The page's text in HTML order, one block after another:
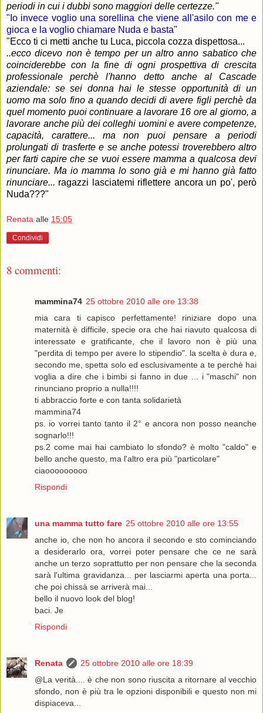
periodi in cui i dubbi sono maggiori delle certezze."
"Io invece voglio una sorellina che viene all'asilo con me e
gioca e la voglio chiamare Nuda e basta"
"Ecco ti ci metti anche tu Luca, piccola cozza dispettosa...
..ecco dicevo non è tempo per un altro anno sabatico che
coinciderebbe con la fine di ogni prospettiva di crescita
professionale perchè l'hanno detto anche al Cascade
aziendale: se sei donna hai le stesse opportunità di un
uomo ma solo fino a quando decidi di avere figli perchè da
quel momento puoi continuare a lavorare 16 ore al giorno, a
lavorare anche più dei colleghi uomini e avere competenze,
capacità, carattere... ma non puoi pensare a periodi
prolungati di trasferte e se anche potessi troverebbero altro
per farti capire che se vuoi essere mamma a qualcosa devi
rinunciare. Ma io mamma lo sono già e mi hanno già fatto
rinunciare... ragazzi lasciatemi riflettere ancora un po', però
Nuda???"
Renata alle 15:05
Condividi
8 commenti:
mammina74 25 ottobre 2010 alle ore 13:38
mia cara ti capisco perfettamente! riniziare dopo una
maternità è difficile, specie ora che hai riavuto qualcosa di
interessate e gratificante, che il lavoro non è più una
"perdita di tempo per avere lo stipendio". la scelta è dura e,
secondo me, spetta solo ed esclusivamente a te perchè hai
voglia a dire che i bimbi si fanno in due ... i "maschi" non
rinunciano proprio a nulla!!!!
ti abbraccio forte e con tanta solidarietà
mammina74
ps. io vorrei tanto tanto il 2° e ancora non posso neanche
sognarlo!!!
ps.2 come mai hai cambiato lo sfondo? è molto "caldo" e
bello anche questo, ma l'altro era più "particolare"
ciaooooooooo
Rispondi
una mamma tutto fare 25 ottobre 2010 alle ore 13:55
anche io, che non ho ancora il secondo e sto cominciando
a desiderarlo ora, vorrei poter pensare che ce ne sarà
anche un terzo soprattutto per non pensare che la seconda
sarà l'ultima gravidanza... per lasciarmi aperta una porta...
che poi chissà se arriverà mai...
bello il nuovo look del blog!
baci. Je
Rispondi
Renata
25 ottobre 2010 alle ore 18:39
@La verità.... è che non sono riuscita a ritornare al vecchio
sfondo, non è più tra le opzioni disponibili e questo non mi
dispiaceva...